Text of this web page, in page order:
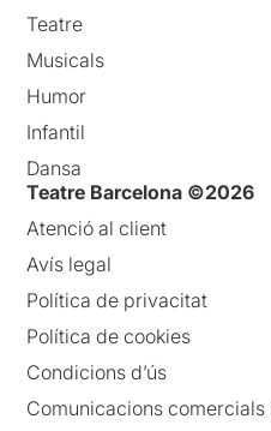
Teatre
Musicals
Humor
Infantil
Dansa
Teatre Barcelona ©2026
Atenció al client
Avís legal
Política de privacitat
Política de cookies
Condicions d’ús
Comunicacions